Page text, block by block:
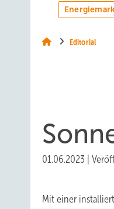
Editorial
01.06.2023
Mit einer